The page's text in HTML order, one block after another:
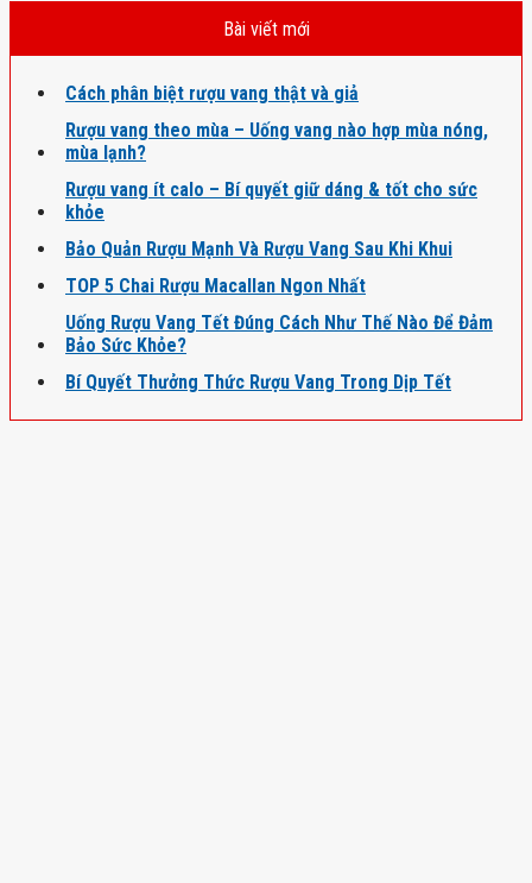
Bài viết mới
Cách phân biệt rượu vang thật và giả
Rượu vang theo mùa – Uống vang nào hợp mùa nóng,
mùa lạnh?
Rượu vang ít calo – Bí quyết giữ dáng & tốt cho sức
khỏe
Bảo Quản Rượu Mạnh Và Rượu Vang Sau Khi Khui
TOP 5 Chai Rượu Macallan Ngon Nhất
Uống Rượu Vang Tết Đúng Cách Như Thế Nào Để Đảm
Bảo Sức Khỏe?
Bí Quyết Thưởng Thức Rượu Vang Trong Dịp Tết